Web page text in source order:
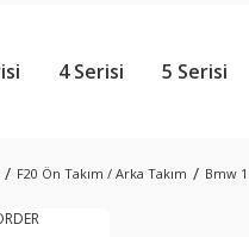
4 Serisi 5 Serisi
F20 Ön Takım / Arka Takım Bmw